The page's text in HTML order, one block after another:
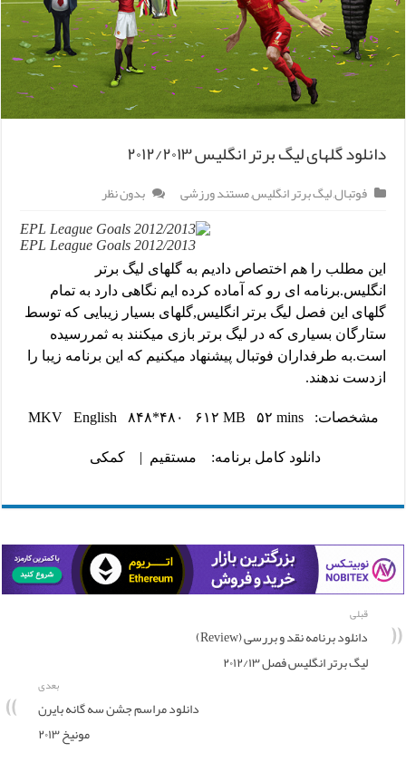
دانلود گلهای لیگ برتر انگلیس ۲۰۱۲/۲۰۱۳
فوتبال,لیگ برتر انگلیس,مستند ورزشی بدون نظر
EPL League Goals 2012/2013
این مطلب را هم اختصاص دادیم به گلهای لیگ برتر
انگلیس.برنامه ای رو که آماده کرده ایم نگاهی دارد به تمام
گلهای این فصل لیگ برتر انگلیس,گلهای بسیار زیبایی که توسط
ستارگان بسیاری که در لیگ برتر بازی میکنند به ثمررسیده
است.به طرفداران فوتبال پیشنهاد میکنیم که این برنامه زیبا را
ازدست ندهند.
مشخصات: MKV English ۸۴۸*۴۸۰ ۶۱۲ MB ۵۲ mins
دانلود کامل برنامه: مستقیم |کمکی
قبلی
دانلود برنامه نقد و بررسی (Review)
لیگ برتر انگلیس فصل ۲۰۱۲/۱۳
بعدی
دانلود مراسم جشن سه گانه بایرن
مونیخ ۲۰۱۳